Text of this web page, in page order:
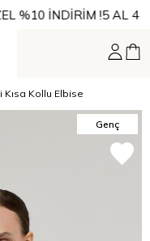
%10 İNDİRİM ! 5 AL 4
Kısa Kollu Elbise
Genç